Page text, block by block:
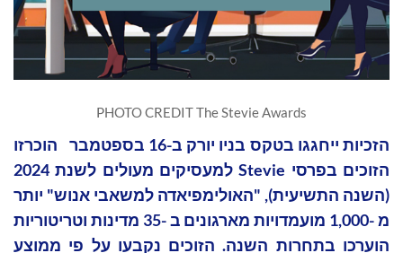
PHOTO CREDIT The Stevie Awards
הזכיות ייחגגו בטקס בניו יורק ב-16 בספטמבר הוכרזו
הזוכים בפרסי Stevie למעסיקים מעולים לשנת 2024
(השנה התשיעית), "האולימפיאדה למשאבי אנוש" יותר
מ -1,000 מועמדויות מארגונים ב -35 מדינות וטריטוריות
הוערכו בתחרות השנה. הזוכים נקבעו על פי ממוצע